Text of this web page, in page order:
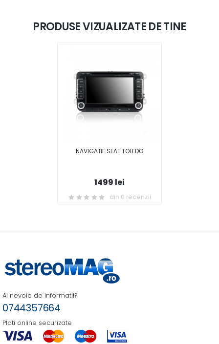
PRODUSE VIZUALIZATE DE TINE
NAVIGATIE SEAT TOLEDO
1499 lei
din 0 recenzii
Ai nevoie de informatii?
0744357664
Plati online securizate